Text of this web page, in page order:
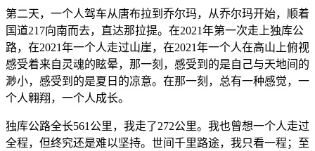
第二天，一个人驾车从唐布拉到乔尔玛，从乔尔玛开始，顺着
国道217向南而去，直达那拉提。在2021年第一次走上独库公
路，在2021年一个人走过山崖，在2021年一个人在高山上俯视
感受着来自灵魂的眩晕，那一刻，感受到的是自己与天地间的
渺小，感受到的是夏日的凉意。在那一刻，总有一种感觉，一
个人翱翔，一个人成长。
独库公路全长561公里，我走了272公里。我也曾想一个人走过
全程，但终究还是难以坚持。世间千里路途，我只看一程；至